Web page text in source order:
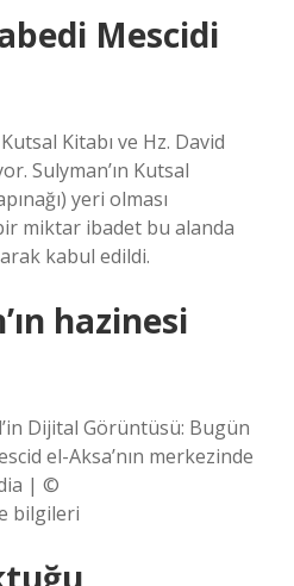
Mescidi
Kitabı ve Hz. David
Sulyman’ın Kutsal
yeri olması
miktar ibadet bu alanda
kabul edildi.
hazinesi
Dijital Görüntüsü: Bugün
el-Aksa’nın merkezinde
| ©
bilgileri